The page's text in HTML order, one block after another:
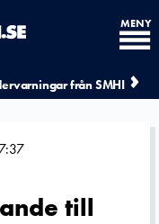
från SMHI
MENY
till